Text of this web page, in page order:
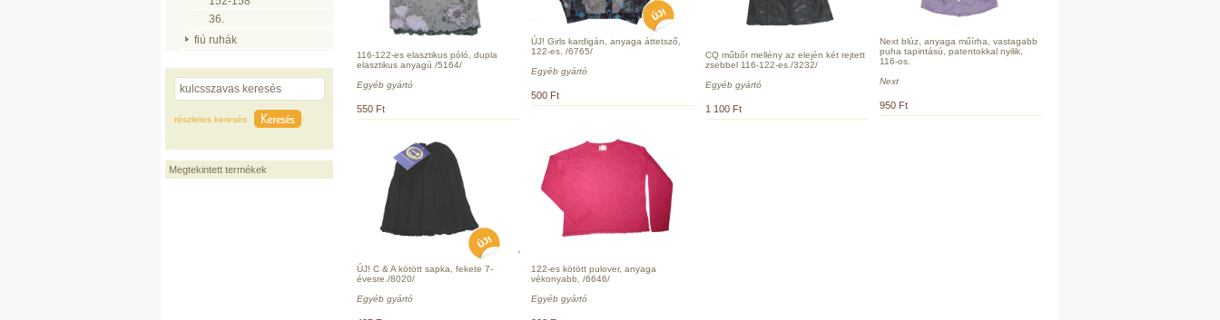
36.
fiú ruhák
részletes keresés
Megtekintett termékek
116-122-es elasztikus póló, dupla
elasztikus anyagú /5164/
Egyéb gyártó
550 Ft
ÚJ! Girls kardigán, anyaga áttetsző,
122-es. /6765/
Egyéb gyártó
500 Ft
CQ műbőr mellény az elején két rejtett
zsebbel 116-122-es./3232/
Egyéb gyártó
1 100 Ft
Next blúz, anyaga műírha, vastagabb
puha tapintású, patentokkal nyilik,
116-os.
Next
950 Ft
ÚJ! C & A kötött sapka, fekete 7-
évesre./8020/
Egyéb gyártó
122-es kötött pulover, anyaga
vékonyabb, /6646/
Egyéb gyártó